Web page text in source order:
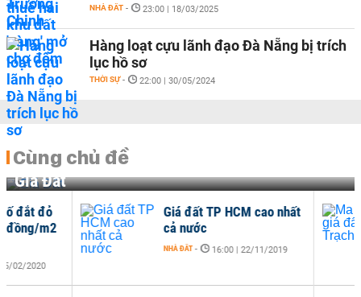
NHÀ ĐẤT - 23:00 | 18/03/2025
Hàng loạt cựu lãnh đạo Đà Nẵng bị trích
lục hồ sơ
THỜI SỰ - 22:00 | 30/05/2024
Cùng chủ đề
Giá Đất
Giá đất TP HCM cao nhất
cả nước
NHÀ ĐẤT 16:00 | 22/11/2019
Ma